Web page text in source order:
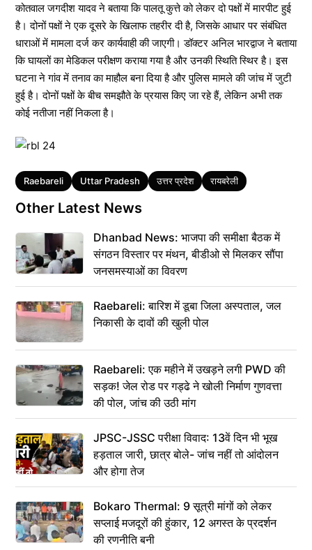
कोतवाल जगदीश यादव ने बताया कि पालतू कुत्ते को लेकर दो पक्षों में मारपीट हुई
है। दोनों पक्षों ने एक दूसरे के खिलाफ तहरीर दी है, जिसके आधार पर संबंधित
धाराओं में मामला दर्ज कर कार्यवाही की जाएगी। डॉक्टर अनिल भारद्वाज ने बताया
कि घायलों का मेडिकल परीक्षण कराया गया है और उनकी स्थिति स्थिर है। इस
घटना ने गांव में तनाव का माहौल बना दिया है और पुलिस मामले की जांच में जुटी
हुई है। दोनों पक्षों के बीच समझौते के प्रयास किए जा रहे हैं, लेकिन अभी तक
कोई नतीजा नहीं निकला है।
Tags
Raebareli Uttar Pradesh उत्तर प्रदेश रायबरेली
Other Latest News
Dhanbad News: भाजपा की समीक्षा बैठक में
संगठन विस्तार पर मंथन, बीडीओ से मिलकर सौंपा
जनसमस्याओं का विवरण
Raebareli: बारिश में डूबा जिला अस्पताल, जल
निकासी के दावों की खुली पोल
Raebareli: एक महीने में उखड़ने लगी PWD की
सड़क! जेल रोड पर गड्ढे ने खोली निर्माण गुणवत्ता
की पोल, जांच की उठी मांग
JPSC-JSSC परीक्षा विवाद: 13वें दिन भी भूख
हड़ताल जारी, छात्र बोले- जांच नहीं तो आंदोलन
और होगा तेज
Bokaro Thermal: 9 सूत्री मांगों को लेकर
सप्लाई मजदूरों की हुंकार, 12 अगस्त के प्रदर्शन
की रणनीति बनी